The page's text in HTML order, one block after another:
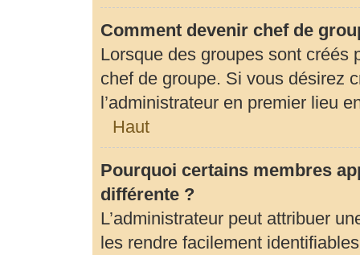
Comment devenir chef de
Lorsque des groupes sont créés
chef de groupe. Si vous désirez
l’administrateur en premier lieu
Haut
Pourquoi certains membres
différente ?
L’administrateur peut attribuer
les rendre facilement